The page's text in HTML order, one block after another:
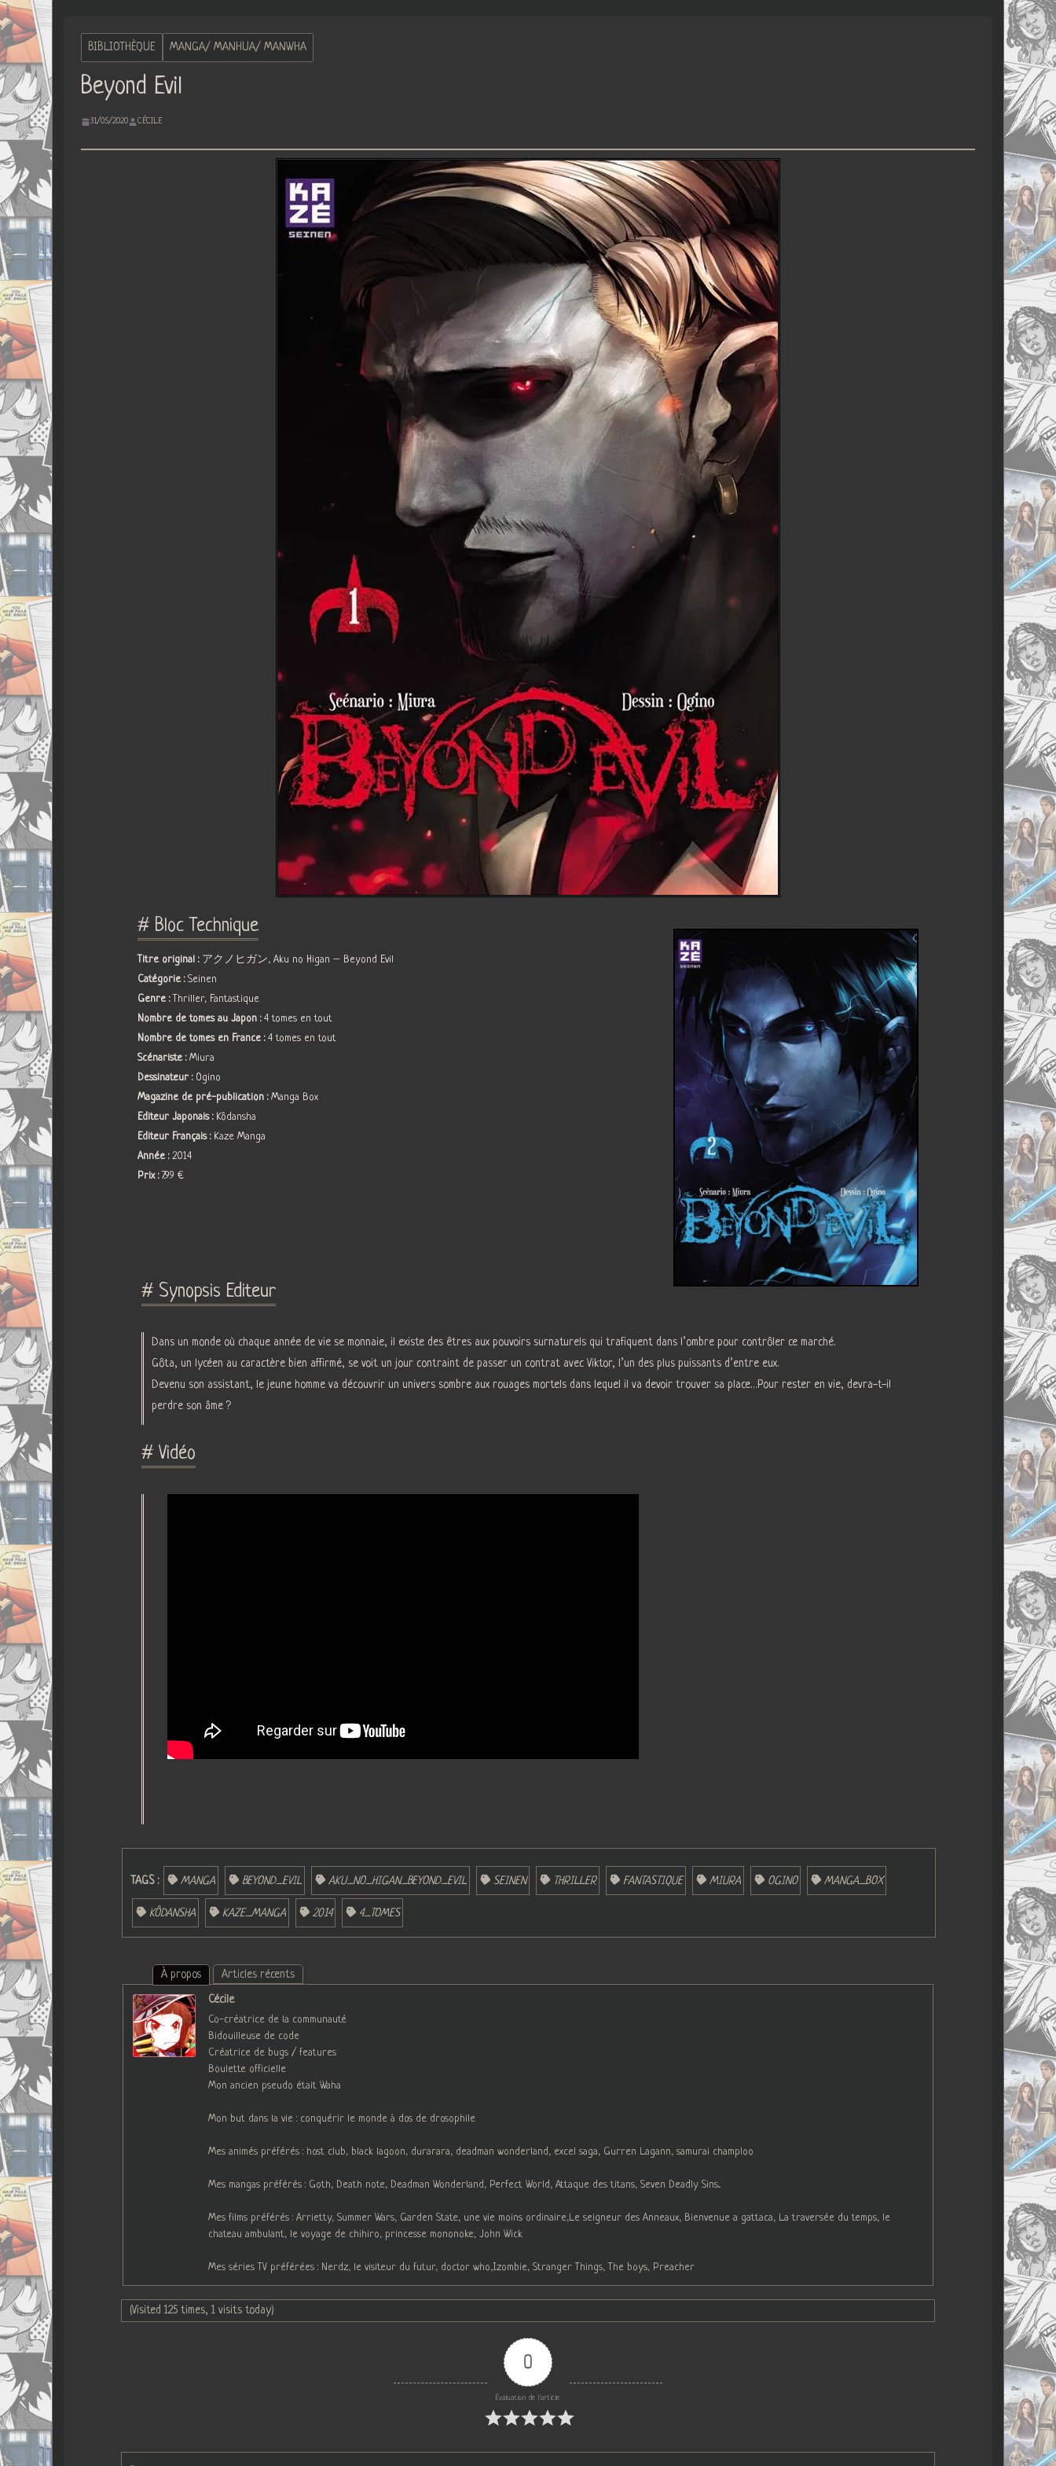
BIBLIOTHÈQUE MANGA/ MANHUA/ MANWHA
Beyond Evil
31/05/2020 CÉCILE
# Bloc Technique
Titre original : アクノヒガン, Aku no Higan – Beyond Evil
Catégorie :Seinen
Genre : Thriller, Fantastique
Nombre de tomes au Japon :4 tomes en tout
Nombre de tomes en France :4 tomes en tout
Scénariste :Miura
Dessinateur : Ogino
Magazine de pré-publication :Manga Box
Editeur Japonais : Kôdansha
Editeur Français : Kaze Manga
Année :2014
Prix :7.99 €
# Synopsis Editeur
Dans un monde où chaque année de vie se monnaie, il existe des êtres aux pouvoirs surnaturels qui trafiquent dans l’ombre pour contrôler ce marché.
Gôta, un lycéen au caractère bien affirmé, se voit un jour contraint de passer un contrat avec Viktor, l’un des plus puissants d’entre eux.
Devenu son assistant, le jeune homme va découvrir un univers sombre aux rouages mortels dans lequel il va devoir trouver sa place…Pour rester en vie, devra-t-il
perdre son âme ?
# Vidéo
TAGS : MANGA BEYOND_EVIL AKU_NO_HIGAN_BEYOND_EVIL SEINEN THRILLER FANTASTIQUE MIURA OGINO MANGA_BOX
KÔDANSHA KAZE_MANGA 2014 4_TOMES
À propos
Articles récents
Cécile
Co-créatrice de la communauté
Bidouilleuse de code
Créatrice de bugs / features
Boulette officielle
Mon ancien pseudo était Waha
Mon but dans la vie : conquérir le monde à dos de drosophile
Mes animés préférés : host club, black lagoon, durarara, deadman wonderland, excel saga, Gurren Lagann, samurai champloo
Mes mangas préférés : Goth, Death note, Deadman Wonderland, Perfect World, Attaque des titans, Seven Deadly Sins...
Mes films préférés : Arrietty, Summer Wars, Garden State, une vie moins ordinaire,Le seigneur des Anneaux, Bienvenue a gattaca, La traversée du temps, le
chateau ambulant, le voyage de chihiro, princesse mononoke, John Wick
Mes séries TV préférées : Nerdz, le visiteur du futur, doctor who,Izombie, Stranger Things, The boys, Preacher
(Visited 125 times, 1 visits today)
0
Évaluation de l'article